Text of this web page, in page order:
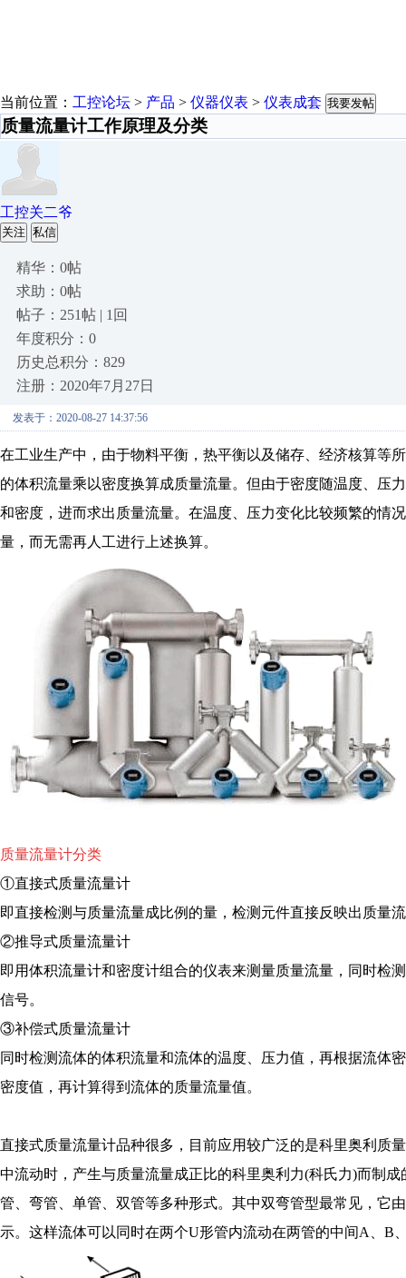
当前位置： 工控论坛 > 产品 > 仪器仪表 > 仪表成套 我要发帖
质量流量计工作原理及分类
工控关二爷
关注 私信
精华：0帖
求助：0帖
帖子：251帖 | 1回
年度积分：0
历史总积分：829
注册：2020年7月27日
发表于：2020-08-27 14:37:56
在工业生产中，由于物料平衡，热平衡以及储存、经济核算等
的体积流量乘以密度换算成质量流量。但由于密度随温度、压
和密度，进而求出质量流量。在温度、压力变化比较频繁的情
量，而无需再人工进行上述换算。
质量流量计分类
①直接式质量流量计
即直接检测与质量流量成比例的量，检测元件直接反映出质量
②推导式质量流量计
即用体积流量计和密度计组合的仪表来测量质量流量，同时检
信号。
③补偿式质量流量计
同时检测流体的体积流量和流体的温度、压力值，再根据流体
密度值，再计算得到流体的质量流量值。
直接式质量流量计品种很多，目前应用较广泛的是科里奥利质
中流动时，产生与质量流量成正比的科里奥利力(科氏力)而制
管、弯管、单管、双管等多种形式。其中双弯管型最常见，它
示。这样流体可以同时在两个U形管内流动在两管的中间A、B